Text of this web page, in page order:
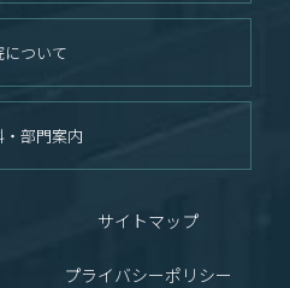
について
部門案内
サイトマップ
プライバシーポリシー